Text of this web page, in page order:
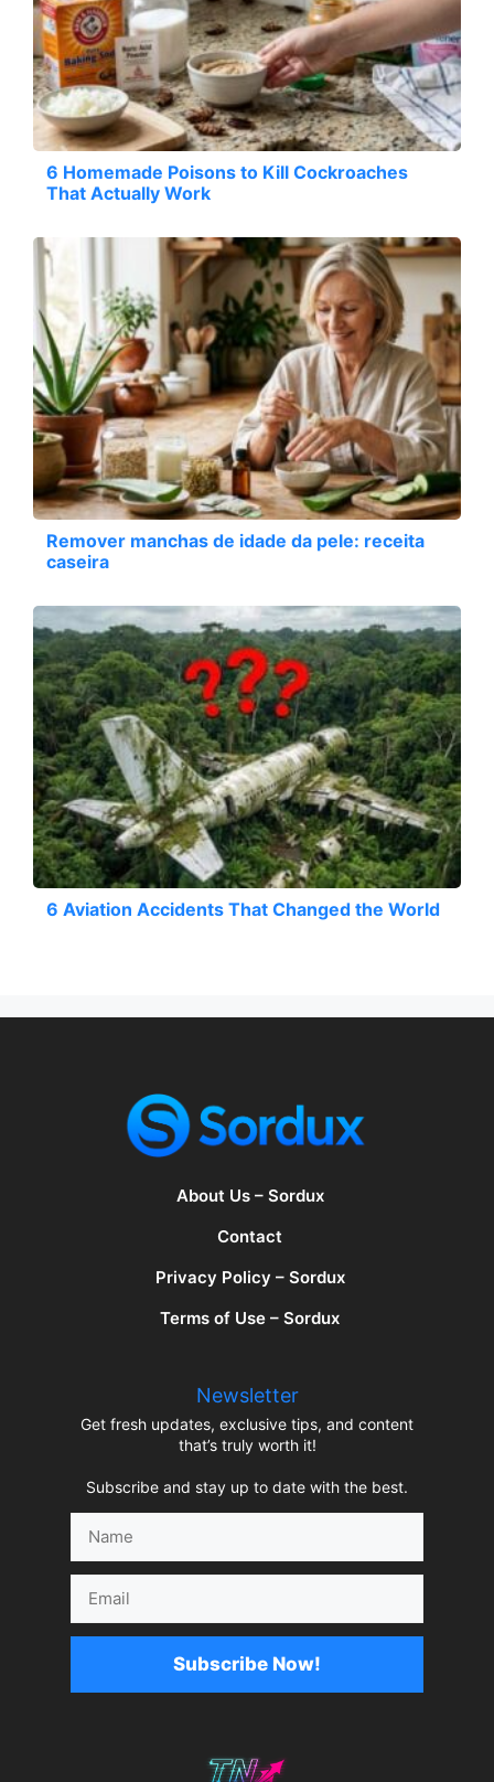
6 Homemade Poisons to Kill Cockroaches
That Actually Work
Remover manchas de idade da pele: receita
caseira
6 Aviation Accidents That Changed the World
About Us – Sordux
Contact
Privacy Policy – Sordux
Terms of Use – Sordux
Newsletter
Get fresh updates, exclusive tips, and content
that’s truly worth it!
Subscribe and stay up to date with the best.
Subscribe Now!